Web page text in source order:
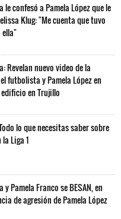
confesó a Pamela López que le
Klug: "Me cuenta que tuvo
ella"
Revelan nuevo video de la
futbolista y Pamela López en
en Trujillo
lo que necesitas saber sobre
Liga 1
Pamela Franco se BESAN, en
de agresión de Pamela López